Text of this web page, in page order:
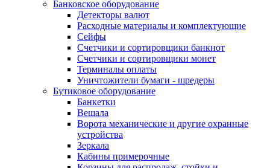
Банковское оборудование
Детекторы валют
Расходные материалы и комплектующие
Сейфы
Счетчики и сортировщики банкнот
Счетчики и сортировщики монет
Терминалы оплаты
Уничтожители бумаги - шредеры
Бутиковое оборудование
Банкетки
Вешала
Ворота механические и другие охранные
устройства
Зеркала
Кабины примерочные